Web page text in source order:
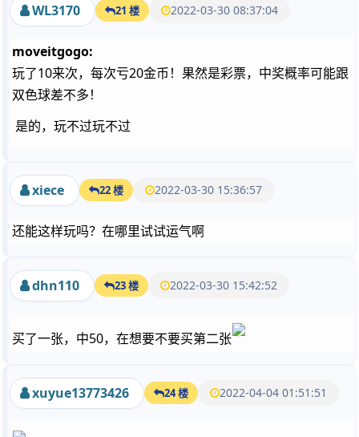
WL3170 21 楼 2022-03-30 08:37:04
moveitgogo:
玩了10来次，每次亏20金币！果然是彩票，中奖概率可能跟
双色球差不多！
是的，玩不过玩不过
xiece 22 楼 2022-03-30 15:36:57
还能这样玩吗？在哪里试试运气啊
dhn110 23 楼 2022-03-30 15:42:52
买了一张，中50，在想要不要买第二张
xuyue13773426 24 楼 2022-04-04 01:51:51